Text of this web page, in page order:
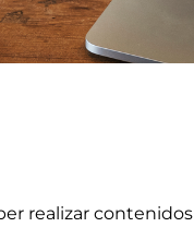
realizar contenidos